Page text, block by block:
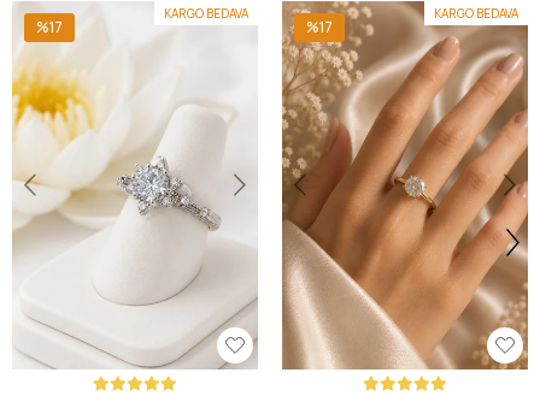
KARGO BEDAVA
%17
KARGO BEDAVA
%17